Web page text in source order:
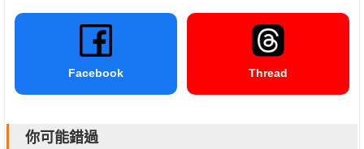
Facebook Thread
你可能錯過